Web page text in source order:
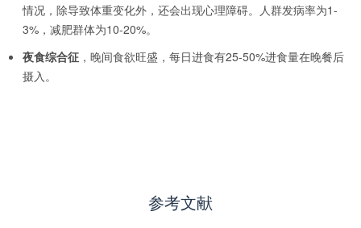
情况，除导致体重变化外，还会出现心理障碍。人群发病率为1-
3%，减肥群体为10-20%。
夜食综合征 ，晚间食欲旺盛，每日进食有25-50%进食量在晚餐后
摄入。
参考文献